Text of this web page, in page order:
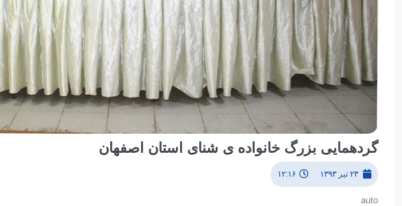
گردهمایی بزرگ خانواده ی شنای استان اصفهان
۲۳ تیر ۱۳۹۳ ۱۲:۱۶
auto